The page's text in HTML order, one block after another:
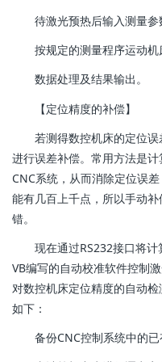
待激光预热后输入测量参
按规定的测量程序运动机
数据处理及结果输出。
【定位精度的补偿】
若测得数控机床的定位误
进行误差补偿。常用方法是
CNC系统，从而消除定位误
能有几百上千点，所以手动
错。
现在通过RS232接口将计
VB编写的自动校准软件控制
对数控机床定位精度的自动
如下：
备份CNC控制系统中的已